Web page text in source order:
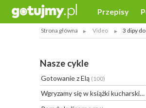
Przepisy
Strona główna Video 3 dipy
Nasze cykle
Gotowanie z Elą (100)
Wgryzamy się w książki kucharskie